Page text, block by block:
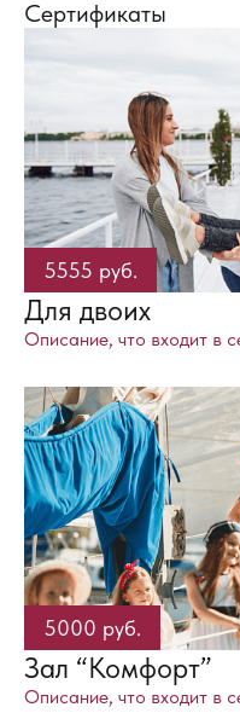
Сертификаты
5555 руб.
Для двоих
Описание, что входит в
5000 руб.
Зал “Комфорт”
Описание, что входит в